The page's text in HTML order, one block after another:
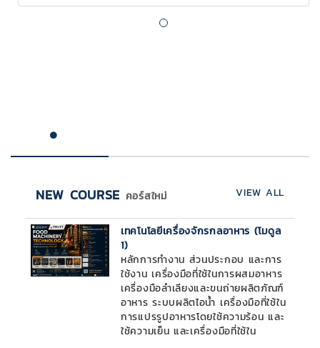
NEW COURSE คอร์สใหม่ VIEW ALL
เทคโนโลยีเครื่องจักรกลอาหาร (โมดูล
1)
หลักการทำงาน ส่วนประกอบ และการ
ใช้งาน เครื่องมือที่ใช้ในการผสมอาหาร
เครื่องมือลำเลียงและขนถ่ายผลิตภัณฑ์
อาหาร ระบบผลิตไอน้ำ เครื่องมือที่ใช้ใน
การแปรรูปอาหารโดยใช้ความร้อน และ
ใช้ความเย็น และเครื่องมือที่ใช้ใน